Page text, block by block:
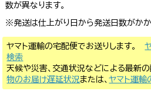
数が異なります。
※発送は仕上がり日から発送日数がかか
ヤマト運輸の宅配便でお送りします。
検索
天候や災害、交通状況などによる最新
物のお届け遅延状況 または、ヤマト運輸